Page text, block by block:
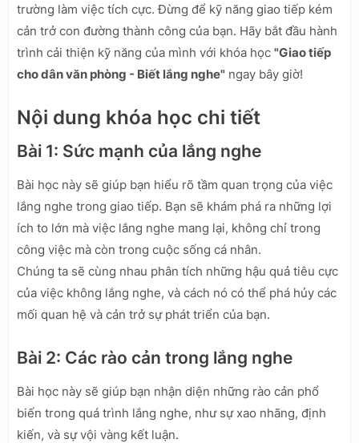
trường làm việc tích cực. Đừng để kỹ năng giao tiếp kém
cản trở con đường thành công của bạn. Hãy bắt đầu hành
trình cải thiện kỹ năng của mình với khóa học "Giao tiếp
cho dân văn phòng - Biết lắng nghe" ngay bây giờ!
Nội dung khóa học chi tiết
Bài 1: Sức mạnh của lắng nghe
Bài học này sẽ giúp bạn hiểu rõ tầm quan trọng của việc
lắng nghe trong giao tiếp. Bạn sẽ khám phá ra những lợi
ích to lớn mà việc lắng nghe mang lại, không chỉ trong
công việc mà còn trong cuộc sống cá nhân.
Chúng ta sẽ cùng nhau phân tích những hậu quả tiêu cực
của việc không lắng nghe, và cách nó có thể phá hủy các
mối quan hệ và cản trở sự phát triển của bạn.
Bài 2: Các rào cản trong lắng nghe
Bài học này sẽ giúp bạn nhận diện những rào cản phổ
biến trong quá trình lắng nghe, như sự xao nhãng, định
kiến, và sự vội vàng kết luận.